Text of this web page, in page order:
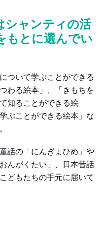
シャンティの活
もとに選んでい
ついて学ぶことができる
わる絵本」、「きもちを
知ることができる絵
ぶことができる絵本」な
話の「にんぎょひめ」や
んがくたい」、日本昔話
どもたちの手元に届いて